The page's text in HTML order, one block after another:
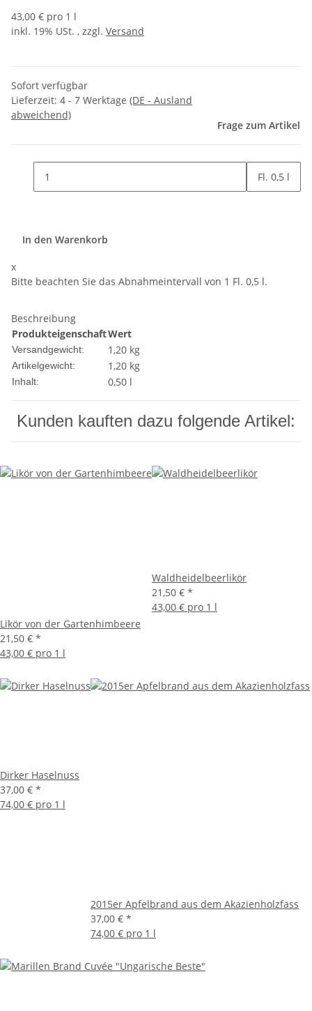
43,00 € pro 1 l
inkl. 19% USt. , zzgl. Versand
Sofort verfügbar
Lieferzeit: 4 - 7 Werktage (DE - Ausland
abweichend)
Frage zum Artikel
Fl. 0,5 l
In den Warenkorb
x
Bitte beachten Sie das Abnahmeintervall von 1 Fl. 0,5 l.
Beschreibung
ProdukteigenschaftWert
Versandgewicht: 1,20 kg
Artikelgewicht: 1,20 kg
Inhalt: 0,50 l
Kunden kauften dazu folgende Artikel:
Likör von der Gartenhimbeere
21,50 € *
43,00 € pro 1 l
Waldheidelbeerlikör
21,50 € *
43,00 € pro 1 l
Dirker Haselnuss
37,00 € *
74,00 € pro 1 l
2015er Apfelbrand aus dem Akazienholzfass
37,00 € *
74,00 € pro 1 l